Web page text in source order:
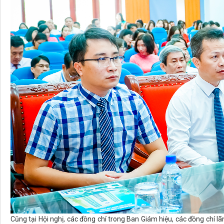
Cũng tại Hội nghị, các đồng chí trong Ban Giám hiệu, các đồng chí